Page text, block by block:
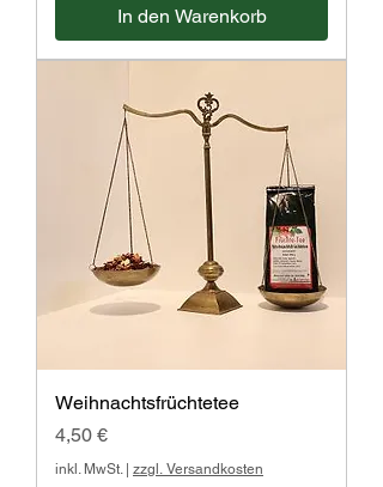
In den Warenkorb
Weihnachtsfrüchtetee
Preis
4,50 €
inkl. MwSt. | zzgl. Versandkosten